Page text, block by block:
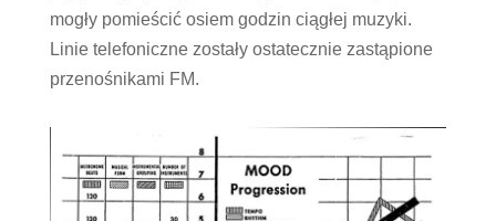
mogły pomieścić osiem godzin ciągłej muzyki.
Linie telefoniczne zostały ostatecznie zastąpione
przenośnikami FM.